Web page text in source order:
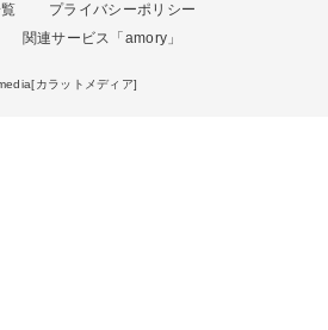
プライバシーポリシー
関連サービス「amory」
カラットメディア]